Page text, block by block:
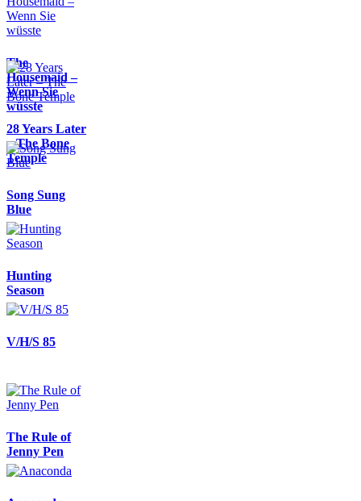
The
Housemaid –
Wenn Sie
wüsste
28 Years Later
– The Bone
Temple
Song Sung
Blue
Hunting
Season
V/H/S 85
The Rule of
Jenny Pen